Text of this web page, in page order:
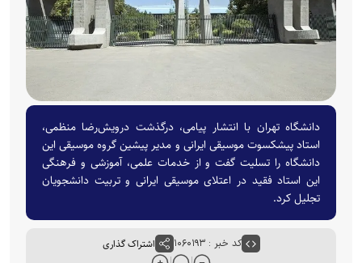
دانشگاه تهران با انتشار پیامی، درگذشت درویش‌رضا منظمی،
استاد پیشکسوت موسیقی ایرانی و مدیر پیشین گروه موسیقی این
دانشگاه را تسلیت گفت و از خدمات علمی، آموزشی و فرهنگی
این استاد فقید در اعتلای موسیقی ایرانی و تربیت دانشجویان
تجلیل کرد.
کد خبر : ۱۰۶۰۱۹۳ اشتراک گذاری